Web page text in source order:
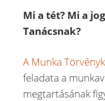
Mi a tét? Mi a
Tanácsnak?
A Munka
feladata a
megtartásának